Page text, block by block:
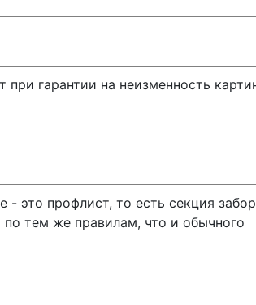
гарантии на неизменность
- это профлист, то есть секция
тем же правилам, что и обычного